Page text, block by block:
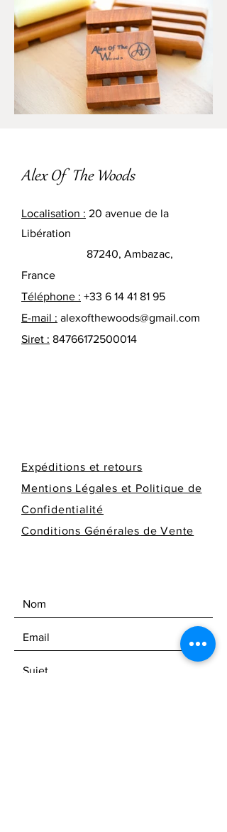
Alex Of TheWoods
Localisation : 20 avenue de la
Libération
87240, Ambazac,
France
Téléphone : +33 6 14 41 81 95
E-mail : alexofthewoods@gmail.com
Siret : 84766172500014
Expéditions et retours
Mentions Légales et Politique de
Confidentialité
Conditions Générales de Vente